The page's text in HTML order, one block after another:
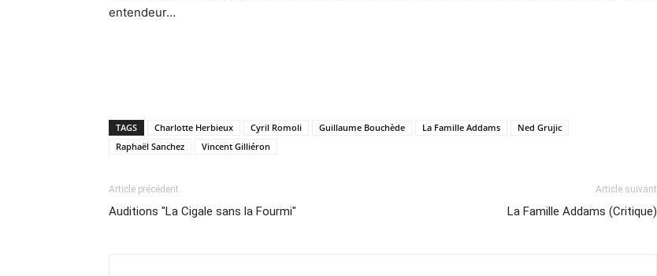
entendeur…
TAGS Charlotte Herbieux Cyril Romoli Guillaume Bouchède La Famille Addams
Ned Grujic
Raphaël Sanchez
Vincent Gilliéron
Article précédent
Auditions "La Cigale sans la Fourmi"
Article suivant
La Famille Addams (Critique)